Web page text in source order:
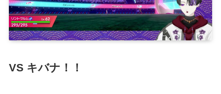
VS キバナ！！